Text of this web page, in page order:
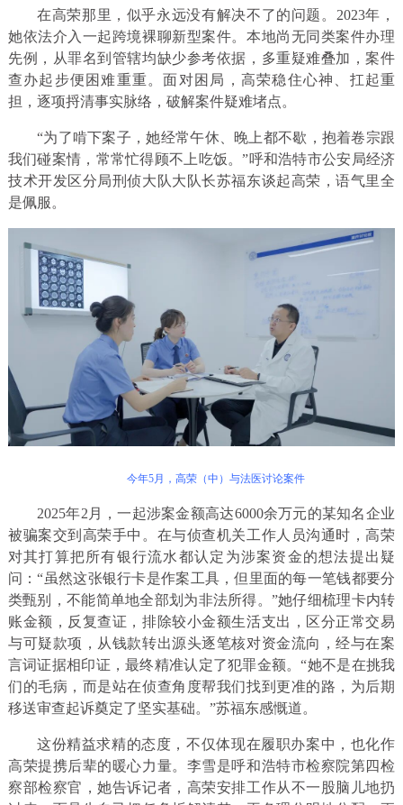
在高荣那里，似乎永远没有解决不了的问题。2023年，
她依法介入一起跨境裸聊新型案件。本地尚无同类案件办理
先例，从罪名到管辖均缺少参考依据，多重疑难叠加，案件
查办起步便困难重重。面对困局，高荣稳住心神、扛起重
担，逐项捋清事实脉络，破解案件疑难堵点。
“为了啃下案子，她经常午休、晚上都不歇，抱着卷宗跟
我们碰案情，常常忙得顾不上吃饭。”呼和浩特市公安局经济
技术开发区分局刑侦大队大队长苏福东谈起高荣，语气里全
是佩服。
今年5月，高荣（中）与法医讨论案件
2025年2月，一起涉案金额高达6000余万元的某知名企业
被骗案交到高荣手中。在与侦查机关工作人员沟通时，高荣
对其打算把所有银行流水都认定为涉案资金的想法提出疑
问：“虽然这张银行卡是作案工具，但里面的每一笔钱都要分
类甄别，不能简单地全部划为非法所得。”她仔细梳理卡内转
账金额，反复查证，排除较小金额生活支出，区分正常交易
与可疑款项，从钱款转出源头逐笔核对资金流向，经与在案
言词证据相印证，最终精准认定了犯罪金额。“她不是在挑我
们的毛病，而是站在侦查角度帮我们找到更准的路，为后期
移送审查起诉奠定了坚实基础。”苏福东感慨道。
这份精益求精的态度，不仅体现在履职办案中，也化作
高荣提携后辈的暖心力量。李雪是呼和浩特市检察院第四检
察部检察官，她告诉记者，高荣安排工作从不一股脑儿地扔